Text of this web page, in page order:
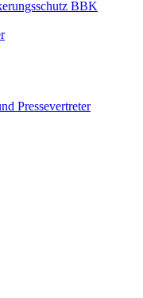
BBK
Pressevertreter